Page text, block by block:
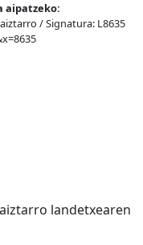
aipatzeko:
/ Signatura: L8635
landetxearen